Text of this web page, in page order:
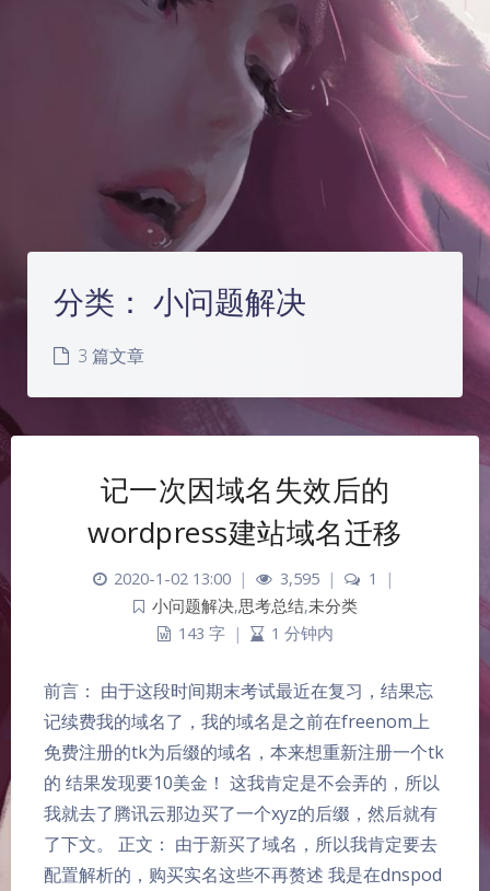
分类： 小问题解决
3 篇文章
记一次因域名失效后的
wordpress建站域名迁移
2020-1-02 13:00 | 3,595 | 1
|
小问题解决,思考总结,未分类
143 字
| 1 分钟内
前言： 由于这段时间期末考试最近在复习，结果忘
记续费我的域名了，我的域名是之前在freenom上
免费注册的tk为后缀的域名，本来想重新注册一个tk
的 结果发现要10美金！ 这我肯定是不会弄的，所以
我就去了腾讯云那边买了一个xyz的后缀，然后就有
了下文。 正文： 由于新买了域名，所以我肯定要去
配置解析的，购买实名这些不再赘述 我是在dnspod